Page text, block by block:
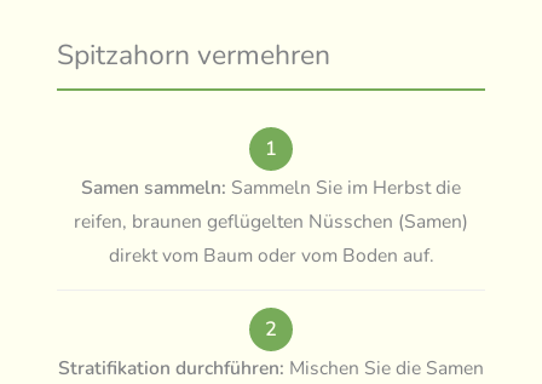
Spitzahorn vermehren
1
Samen sammeln: Sammeln Sie im Herbst die
reifen, braunen geflügelten Nüsschen (Samen)
direkt vom Baum oder vom Boden auf.
2
Stratifikation durchführen: Mischen Sie die Samen